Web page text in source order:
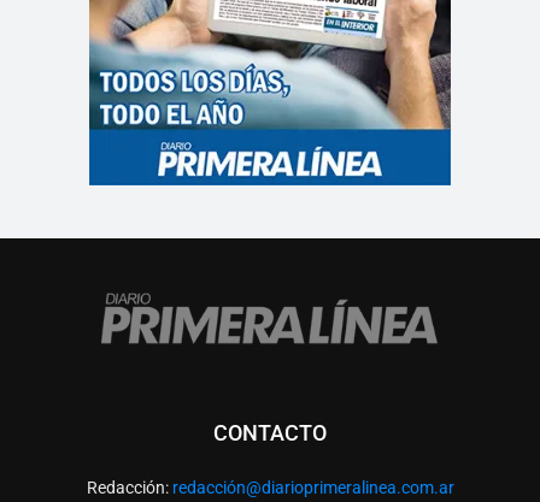
CONTACTO
Redacción: redacción@diarioprimeralinea.com.ar